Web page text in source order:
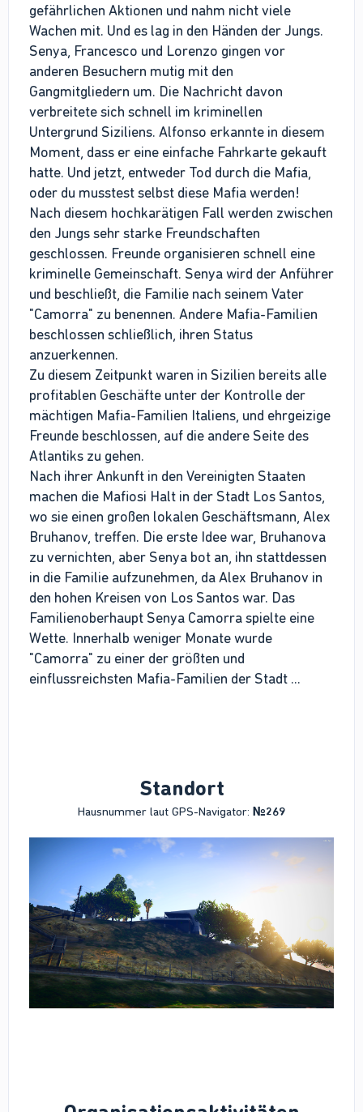
gefährlichen Aktionen und nahm nicht viele
Wachen mit. Und es lag in den Händen der Jungs.
Senya, Francesco und Lorenzo gingen vor
anderen Besuchern mutig mit den
Gangmitgliedern um. Die Nachricht davon
verbreitete sich schnell im kriminellen
Untergrund Siziliens. Alfonso erkannte in diesem
Moment, dass er eine einfache Fahrkarte gekauft
hatte. Und jetzt, entweder Tod durch die Mafia,
oder du musstest selbst diese Mafia werden!
Nach diesem hochkarätigen Fall werden zwischen
den Jungs sehr starke Freundschaften
geschlossen. Freunde organisieren schnell eine
kriminelle Gemeinschaft. Senya wird der Anführer
und beschließt, die Familie nach seinem Vater
"Camorra" zu benennen. Andere Mafia-Familien
beschlossen schließlich, ihren Status
anzuerkennen.
Zu diesem Zeitpunkt waren in Sizilien bereits alle
profitablen Geschäfte unter der Kontrolle der
mächtigen Mafia-Familien Italiens, und ehrgeizige
Freunde beschlossen, auf die andere Seite des
Atlantiks zu gehen.
Nach ihrer Ankunft in den Vereinigten Staaten
machen die Mafiosi Halt in der Stadt Los Santos,
wo sie einen großen lokalen Geschäftsmann, Alex
Bruhanov, treffen. Die erste Idee war, Bruhanova
zu vernichten, aber Senya bot an, ihn stattdessen
in die Familie aufzunehmen, da Alex Bruhanov in
den hohen Kreisen von Los Santos war. Das
Familienoberhaupt Senya Camorra spielte eine
Wette. Innerhalb weniger Monate wurde
"Camorra" zu einer der größten und
einflussreichsten Mafia-Familien der Stadt ...
Standort
Hausnummer laut GPS-Navigator: №269